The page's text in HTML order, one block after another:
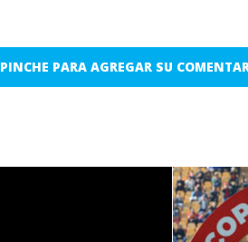
PINCHE PARA AGREGAR SU